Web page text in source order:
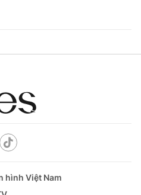
hình Việt Nam